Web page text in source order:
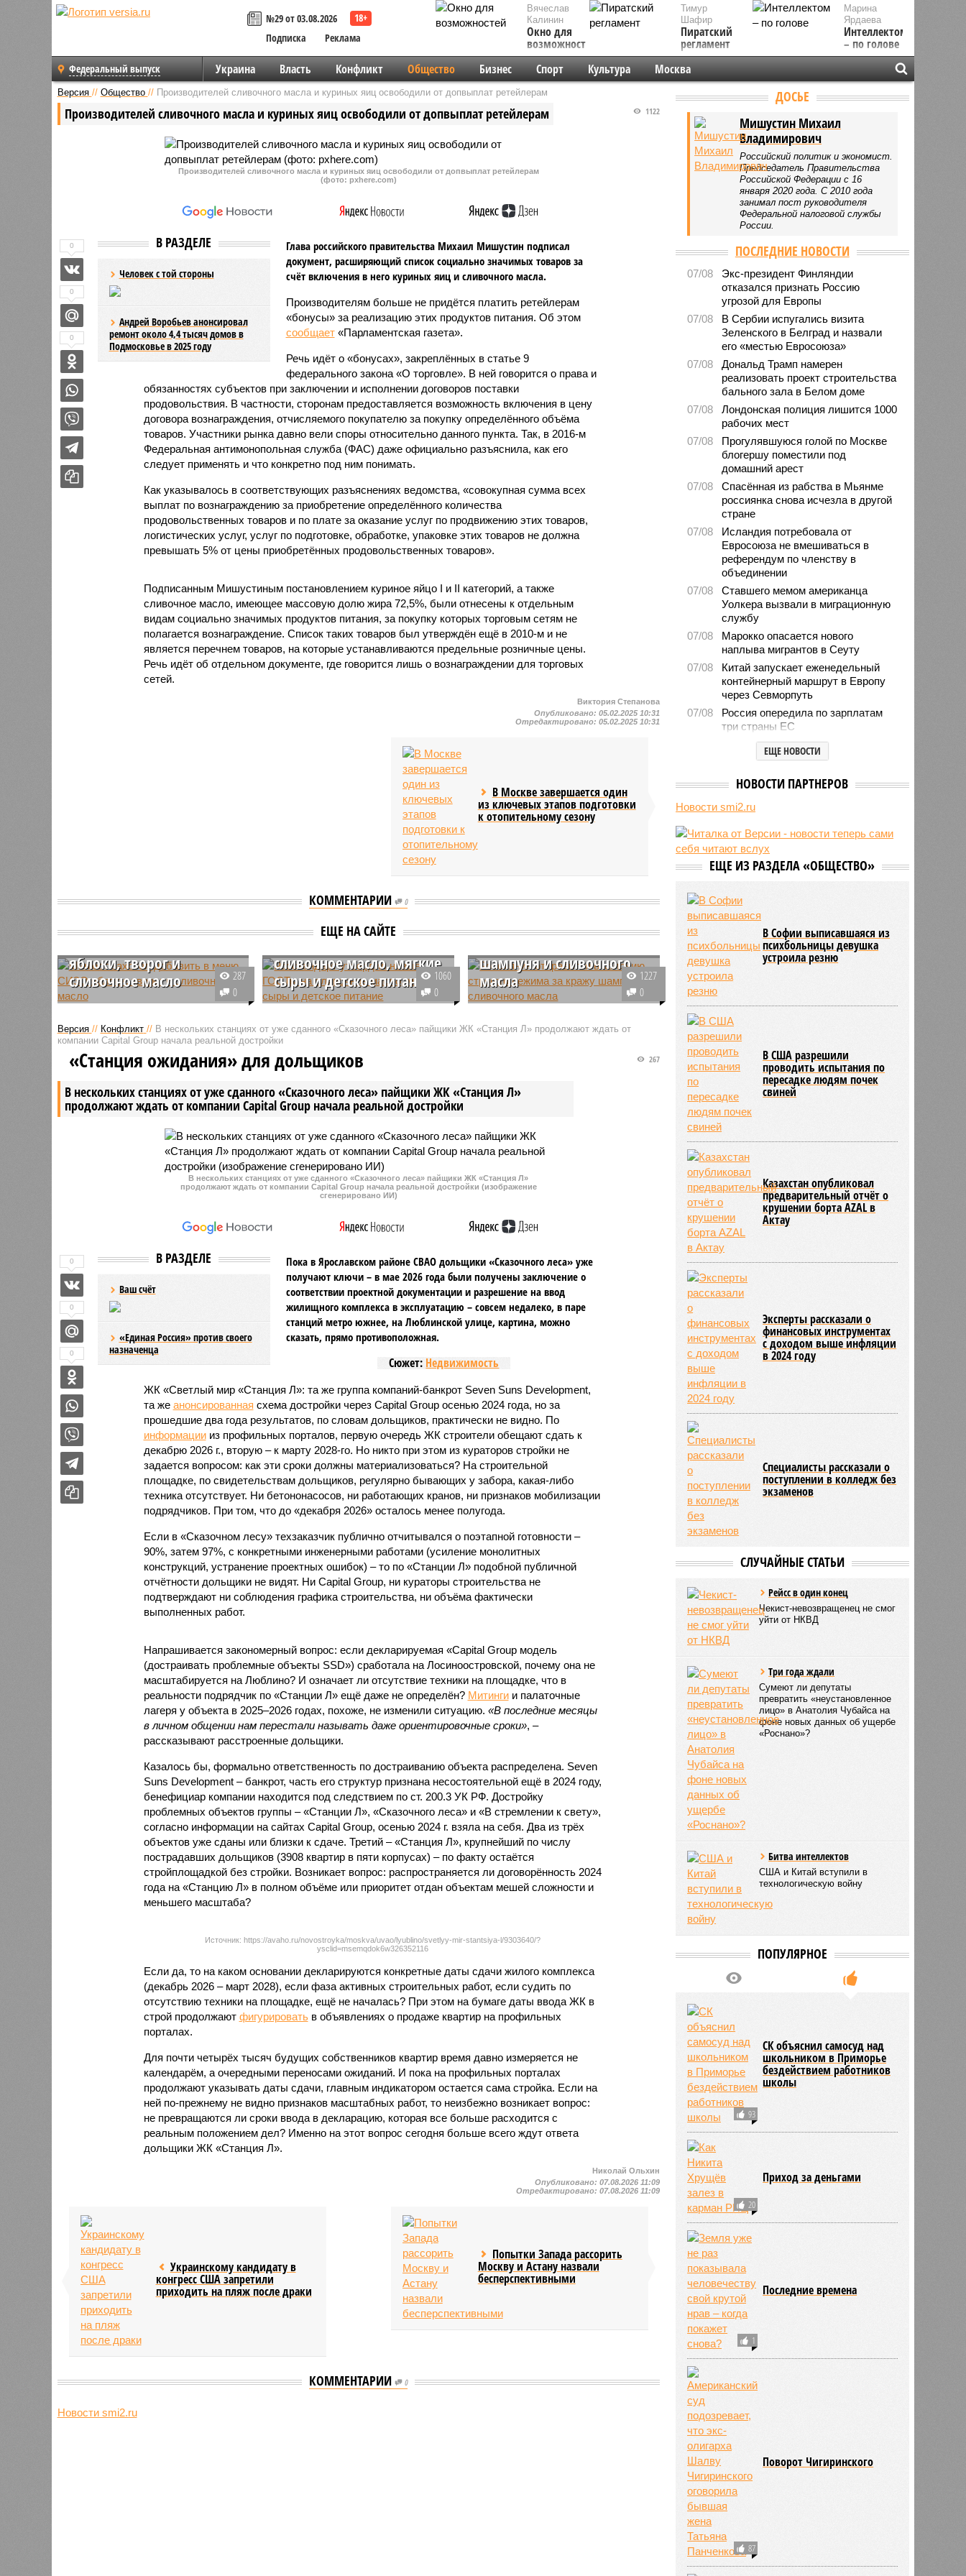
№29 от 03.08.2026
Подписка
Реклама
Вячеслав
Калинин
Окно для
возможностей
Марина
Ярдаева
Интеллектом
– по голове
Тимур
Шафир
Пиратский
регламент
Федеральный выпуск Украина Власть Конфликт Общество Бизнес Спорт Культура Москва
Версия // Общество // Производителей сливочного масла и куриных яиц освободили от допвыплат ретейлерам
Производителей сливочного масла и куриных яиц освободили от допвыплат ретейлерам 1122
Производителей сливочного масла и куриных яиц освободили от допвыплат ретейлерам
(фото: pxhere.com)
В РАЗДЕЛЕ
Человек с той стороны
Андрей Воробьев анонсировал
ремонт около 4,4 тысяч домов в
Подмосковье в 2025 году
Глава российского правительства Михаил Мишустин подписал
документ, расширяющий список социально значимых товаров за
счёт включения в него куриных яиц и сливочного масла.
Производителям больше не придётся платить ретейлерам
«бонусы» за реализацию этих продуктов питания. Об этом
сообщает«Парламентская газета».
Речь идёт о «бонусах», закреплённых в статье 9
федерального закона «О торговле». В ней говорится о права и
обязанностях субъектов при заключении и исполнении договоров поставки
продовольствия. В частности, сторонам предоставляется возможность включения в цену
договора вознаграждения, отчисляемого покупателю за покупку определённого объёма
товаров. Участники рынка давно вели споры относительно данного пункта. Так, в 2016-м
Федеральная антимонопольная служба (ФАС) даже официально разъяснила, как его
следует применять и что конкретно под ним понимать.
Как указывалось в соответствующих разъяснениях ведомства, «совокупная сумма всех
выплат по вознаграждению за приобретение определённого количества
продовольственных товаров и по плате за оказание услуг по продвижению этих товаров,
логистических услуг, услуг по подготовке, обработке, упаковке этих товаров не должна
превышать 5% от цены приобретённых продовольственных товаров».
Подписанным Мишустиным постановлением куриное яйцо I и II категорий, а также
сливочное масло, имеющее массовую долю жира 72,5%, были отнесены к отдельным
видам социально значимых продуктов питания, за покупку которых торговым сетям не
полагается вознаграждение. Список таких товаров был утверждён ещё в 2010-м и не
является перечнем товаров, на которые устанавливаются предельные розничные цены.
Речь идёт об отдельном документе, где говорится лишь о вознаграждении для торговых
сетей.
0
0
0
Виктория Степанова
Опубликовано:05.02.2025 10:31
Отредактировано:05.02.2025 10:31
В Москве завершается один
из ключевых этапов подготовки
к отопительному сезону
КОММЕНТАРИИ 0
ЕЩЕ НА САЙТЕ
Минюст захотел
яблоки, творог и
сливочное масло
Питание арестантов, которые
изоляторах, может претерпеть
существенные изменения.
Минюст рассматривает
фрукты и молочные продукты.
287
0
Росстандарт утвердил
новые ГОСТы на
сливочное масло, мягкие
сыры и детское питание
Федеральное агентство по
метрологии обнародовало пакет
разработанных национальных
продукцию.
1060
0
Россиянин отправится в
колонию строгого
шампуня и сливочного
масла
Жителя столицы приговорили к 1
кражу шести шампуней и шести
торговом центре. Отбывать срок
режима.
1227
0
Версия // Конфликт // В нескольких станциях от уже сданного «Сказочного леса» пайщики ЖК «Станция Л» продолжают ждать от
компании Capital Group начала реальной достройки
В нескольких станциях от уже сданного «Сказочного леса» пайщики ЖК «Станция Л»
продолжают ждать от компании Capital Group начала реальной достройки
267
«Станция ожидания» для дольщиков
В нескольких станциях от уже сданного «Сказочного леса» пайщики ЖК «Станция Л»
продолжают ждать от компании Capital Group начала реальной достройки (изображение
сгенерировано ИИ)
В РАЗДЕЛЕ
Ваш счёт
«Единая Россия» против своего
назначенца
Пока в Ярославском районе СВАО дольщики «Сказочного леса» уже
получают ключи – в мае 2026 года были получены заключение о
соответствии проектной документации и разрешение на ввод
жилищного комплекса в эксплуатацию – совсем недалеко, в паре
станций метро южнее, на Люблинской улице, картина, можно
сказать, прямо противоположная.
Сюжет: Недвижимость
ЖК «Светлый мир «Станция Л»: та же группа компаний-банкрот Seven Suns Development,
та же анонсированная схема достройки через Capital Group осенью 2024 года, но за
прошедшие два года результатов, по словам дольщиков, практически не видно. По
информациииз профильных порталов, первую очередь ЖК строители обещают сдать к
декабрю 2026 г., вторую – к марту 2028-го. Но никто при этом из кураторов стройки не
задается вопросом: как эти сроки должны материализоваться? На строительной
площадке, по свидетельствам дольщиков, регулярно бывающих у забора, какая-либо
техника отсутствует. Ни бетононасосов, ни работающих кранов, ни признаков мобилизации
подрядчиков. При том, что до «декабря 2026» осталось менее полугода.
Если в «Сказочном лесу» техзаказчик публично отчитывался о поэтапной готовности –
90%, затем 97%, с конкретными инженерными работами (усиление монолитных
конструкций, устранение проектных ошибок) – то по «Станции Л» подобной публичной
отчётности дольщики не видят. Ни Capital Group, ни кураторы строительства не
подтверждают ни соблюдения графика строительства, ни объёма фактически
выполненных работ.
Напрашивается закономерный вопрос: если декларируемая «Capital Group модель
(достраивать проблемные объекты SSD») сработала на Лосиноостровской, почему она не
масштабируется на Люблино? И означает ли отсутствие техники на площадке, что в
реальности подрядчик по «Станции Л» ещё даже не определён? Митингии палаточные
лагеря у объекта в 2025–2026 годах, похоже, не изменили ситуацию. «В последние месяцы
в личном общении нам перестали называть даже ориентировочные сроки», –
рассказывают расстроенные дольщики.
Казалось бы, формально ответственность по достраиванию объекта распределена. Seven
Suns Development – банкрот, часть его структур признана несостоятельной ещё в 2024 году,
бенефициар компании находится под следствием по ст. 200.3 УК РФ. Достройку
проблемных объектов группы – «Станции Л», «Сказочного леса» и «В стремлении к свету»,
согласно информации на сайтах Capital Group, осенью 2024 г. взяла на себя. Два из трёх
объектов уже сданы или близки к сдаче. Третий – «Станция Л», крупнейший по числу
пострадавших дольщиков (3908 квартир в пяти корпусах) – по факту остаётся
стройплощадкой без стройки. Возникает вопрос: распространяется ли договорённость 2024
года на «Станцию Л» в полном объёме или приоритет отдан объектам мешей сложности и
меньшего масштаба?
Источник: https://avaho.ru/novostroyka/moskva/uvao/lyublino/svetlyy-mir-stantsiya-l/9303640/?
ysclid=msemqdok6w326352116
Если да, то на каком основании декларируются конкретные даты сдачи жилого комплекса
(декабрь 2026 – март 2028), если фаза активных строительных работ, если судить по
отсутствию техники на площадке, ещё не началась? При этом на бумаге даты ввода ЖК в
строй продолжают фигурироватьв объявлениях о продаже квартир на профильных
порталах.
Для почти четырёх тысяч будущих собственников квартир время давно измеряется не
календарём, а очередными переносами ожиданий. И пока на профильных порталах
продолжают указывать даты сдачи, главным индикатором остается сама стройка. Если на
ней по-прежнему не видно признаков масштабных работ, то неизбежно возникает вопрос:
не превращаются ли сроки ввода в декларацию, которая все больше расходится с
реальным положением дел? Именно на этот вопрос сегодня больше всего ждут ответа
дольщики ЖК «Станция Л».
0
0
0
Николай Ольхин
Опубликовано:07.08.2026 11:09
Отредактировано:07.08.2026 11:09
Украинскому кандидату в
конгресс США запретили
приходить на пляж после драки
Попытки Запада рассорить
Москву и Астану назвали
бесперспективными
КОММЕНТАРИИ 0
Новости smi2.ru
ДОСЬЕ
Мишустин Михаил
Владимирович
Российский политик и экономист.
Председатель Правительства
Российской Федерации с 16
января 2020 года. С 2010 года
занимал пост руководителя
Федеральной налоговой службы
России.
ПОСЛЕДНИЕ НОВОСТИ
07/08
Экс-президент Финляндии
отказался признать Россию
угрозой для Европы
07/08
В Сербии испугались визита
Зеленского в Белград и назвали
его «местью Евросоюза»
07/08
Дональд Трамп намерен
реализовать проект строительства
бального зала в Белом доме
07/08
Лондонская полиция лишится 1000
рабочих мест
07/08
Прогулявшуюся голой по Москве
блогершу поместили под
домашний арест
07/08
Спасённая из рабства в Мьянме
россиянка снова исчезла в другой
стране
07/08
Исландия потребовала от
Евросоюза не вмешиваться в
референдум по членству в
объединении
07/08
Ставшего мемом американца
Уолкера вызвали в миграционную
службу
07/08
Марокко опасается нового
наплыва мигрантов в Сеуту
07/08
Китай запускает еженедельный
контейнерный маршрут в Европу
через Севморпуть
07/08
Россия опередила по зарплатам
три страны ЕС
Александр Лукашенко призвал
белорусов скупать пустующие
07/08
Девушка объяснила убийство
трёхмесячного сына
увеличение пенсий детям,
потерявшим родителей
07/08
Финляндия захотела использовать
России
ЕЩЕ НОВОСТИ
НОВОСТИ ПАРТНЕРОВ
Новости smi2.ru
ЕЩЕ ИЗ РАЗДЕЛА «ОБЩЕСТВО»
В Софии выписавшаяся из
психбольницы девушка
устроила резню
В США разрешили
проводить испытания по
пересадке людям почек
свиней
Казахстан опубликовал
предварительный отчёт о
крушении борта AZAL в
Актау
Эксперты рассказали о
финансовых инструментах
с доходом выше инфляции
в 2024 году
Специалисты рассказали о
поступлении в колледж без
экзаменов
СЛУЧАЙНЫЕ СТАТЬИ
Рейсс в один конец
Чекист-невозвращенец не смог
уйти от НКВД
Три года ждали
Сумеют ли депутаты
превратить «неустановленное
лицо» в Анатолия Чубайса на
фоне новых данных об ущербе
«Роснано»?
Битва интеллектов
США и Китай вступили в
технологическую войну
ПОПУЛЯРНОЕ
93
СК объяснил самосуд над
школьником в Приморье
бездействием работников
школы
20
Приход за деньгами
1
Последние времена
87
Поворот Чигиринского